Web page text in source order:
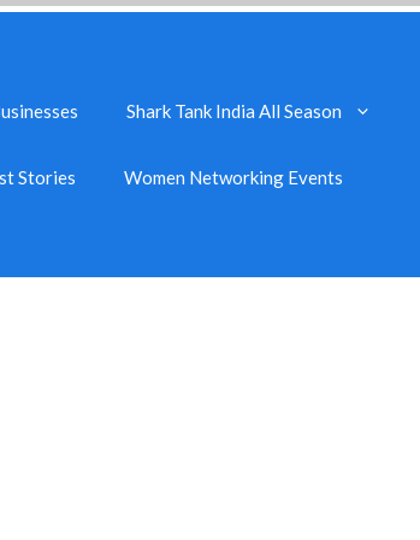
Shark Tank India All Season
Stories Women Networking Events